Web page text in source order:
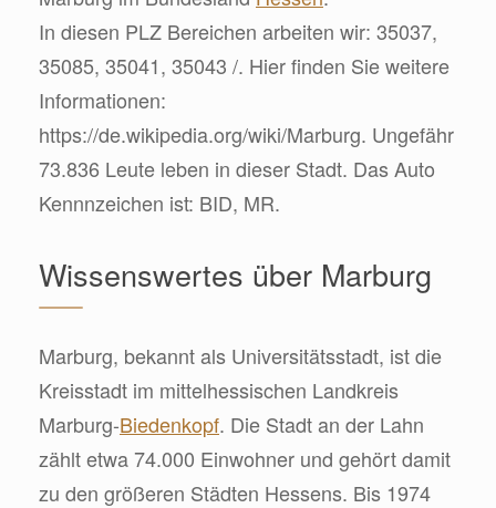
In diesen PLZ Bereichen arbeiten wir: 35037,
35085, 35041, 35043 /. Hier finden Sie weitere
Informationen:
https://de.wikipedia.org/wiki/Marburg. Ungefähr
73.836 Leute leben in dieser Stadt. Das Auto
Kennnzeichen ist: BID, MR.
Wissenswertes über Marburg
Marburg, bekannt als Universitätsstadt, ist die
Kreisstadt im mittelhessischen Landkreis
Marburg-Biedenkopf. Die Stadt an der Lahn
zählt etwa 74.000 Einwohner und gehört damit
zu den größeren Städten Hessens. Bis 1974